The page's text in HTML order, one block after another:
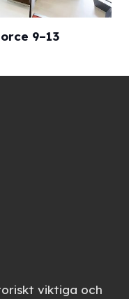
9–13
viktiga och